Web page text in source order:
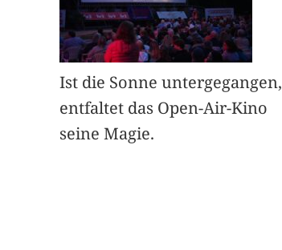
Ist die Sonne untergegangen,
entfaltet das Open-Air-Kino
seine Magie.